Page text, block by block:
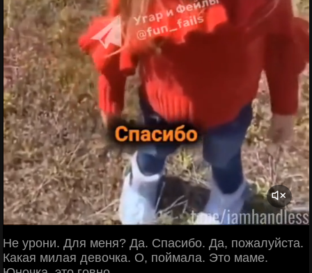
Не урони. Для меня? Да. Спасибо. Да, пожалуйста.
Какая милая девочка. О, поймала. Это маме.